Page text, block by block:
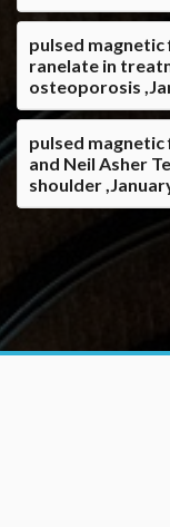
pulsed
ranelate in
osteoporosis
pulsed
and Neil Asher
shoulder